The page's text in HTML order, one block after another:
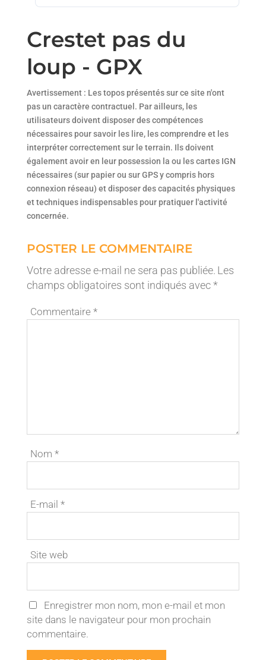
Crestet pas du
loup - GPX
Avertissement : Les topos présentés sur ce site n'ont
pas un caractère contractuel. Par ailleurs, les
utilisateurs doivent disposer des compétences
nécessaires pour savoir les lire, les comprendre et les
interpréter correctement sur le terrain. Ils doivent
également avoir en leur possession la ou les cartes IGN
nécessaires (sur papier ou sur GPS y compris hors
connexion réseau) et disposer des capacités physiques
et techniques indispensables pour pratiquer l'activité
concernée.
POSTER LE COMMENTAIRE
Votre adresse e-mail ne sera pas publiée. Les
champs obligatoires sont indiqués avec*
Commentaire *
Nom *
E-mail *
Site web
Enregistrer mon nom, mon e-mail et mon
site dans le navigateur pour mon prochain
commentaire.